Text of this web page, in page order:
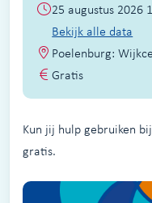
25 augustus 2026
Bekijk alle data
Poelenburg:
Gratis
Kun jij hulp gebruiken
gratis.